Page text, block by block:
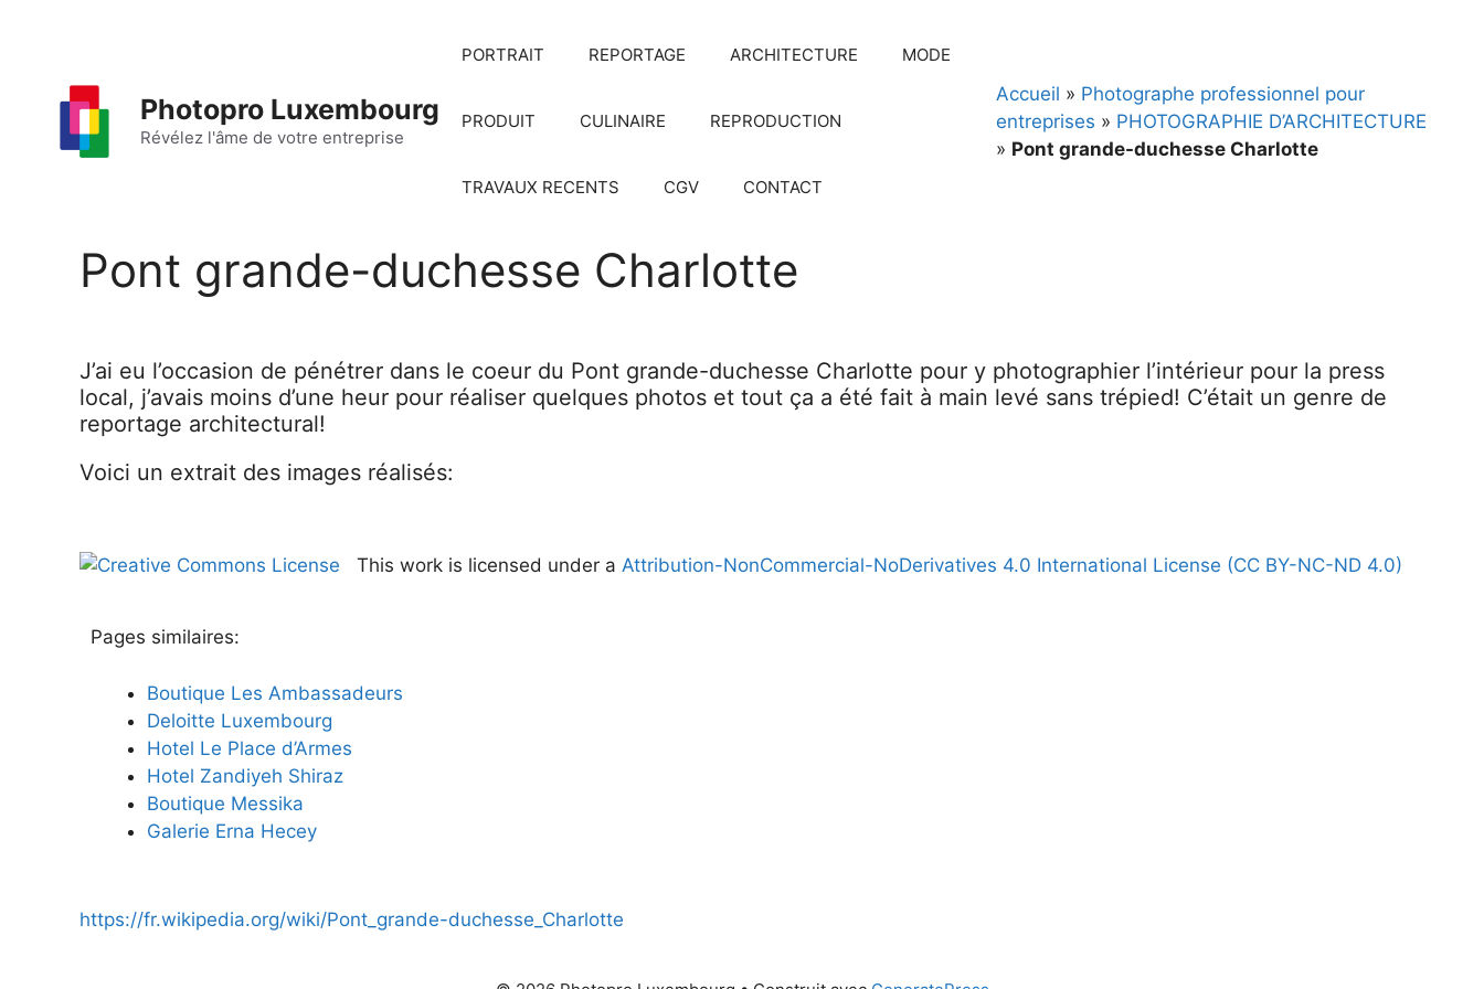
Photopro Luxembourg
Révélez l'âme de votre entreprise
PORTRAIT REPORTAGE ARCHITECTURE MODE
PRODUIT CULINAIRE REPRODUCTION
TRAVAUX RECENTS CGV CONTACT
Accueil » Photographe professionnel pour
entreprises » PHOTOGRAPHIE D’ARCHITECTURE
» Pont grande-duchesse Charlotte
Pont grande-duchesse Charlotte
J’ai eu l’occasion de pénétrer dans le coeur du Pont grande-duchesse Charlotte pour y photographier l’intérieur pour la press
local, j’avais moins d’une heur pour réaliser quelques photos et tout ça a été fait à main levé sans trépied! C’était un genre de
reportage architectural!
Voici un extrait des images réalisés:
This work is licensed under a Attribution-NonCommercial-NoDerivatives 4.0 International License (CC BY-NC-ND 4.0)
Pages similaires:
Boutique Les Ambassadeurs
Deloitte Luxembourg
Hotel Le Place d’Armes
Hotel Zandiyeh Shiraz
Boutique Messika
Galerie Erna Hecey
https://fr.wikipedia.org/wiki/Pont_grande-duchesse_Charlotte